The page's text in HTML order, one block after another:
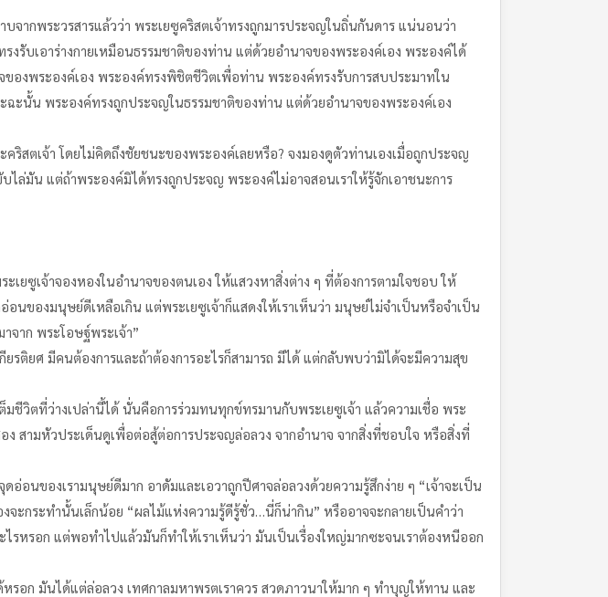
จากพระวรสารแล้วว่า พระเยซูคริสตเจ้าทรงถูกมารประจญในถิ่นกันดาร แน่นอนว่า
รับเอาร่างกายเหมือนธรรมชาติของท่าน แต่ด้วยอำนาจของพระองค์เอง พระองค์ได้
งพระองค์เอง พระองค์ทรงพิชิตชีวิตเพื่อท่าน พระองค์ทรงรับการสบประมาทใน
ะนั้น พระองค์ทรงถูกประจญในธรรมชาติของท่าน แต่ด้วยอำนาจของพระองค์เอง
ริสตเจ้า โดยไม่คิดถึงชัยชนะของพระองค์เลยหรือ? จงมองดูตัวท่านเองเมื่อถูกประจญ
ล่มัน แต่ถ้าพระองค์มิได้ทรงถูกประจญ พระองค์ไม่อาจสอนเราให้รู้จักเอาชนะการ
เยซูเจ้าจองหองในอำนาจของตนเอง ให้แสวงหาสิ่งต่าง ๆ ที่ต้องการตามใจชอบ ให้
นของมนุษย์ดีเหลือเกิน แต่พระเยซูเจ้าก็แสดงให้เราเห็นว่า มนุษย์ไม่จำเป็นหรือจำเป็น
จาก พระโอษฐ์พระเจ้า”
รติยศ มีคนต้องการและถ้าต้องการอะไรก็สามารถ มีได้ แต่กลับพบว่ามิได้จะมีความสุข
วิตที่ว่างเปล่านี้ได้ นั่นคือการร่วมทนทุกข์ทรมานกับพระเยซูเจ้า แล้วความเชื่อ พระ
สามหัวประเด็นดูเพื่อต่อสู้ต่อการประจญล่อลวง จากอำนาจ จากสิ่งที่ชอบใจ หรือสิ่งที่
นของเรามนุษย์ดีมาก อาดัมและเอวาถูกปีศาจล่อลวงด้วยความรู้สึกง่าย ๆ “เจ้าจะเป็น
ะกระทำนั้นเล็กน้อย “ผลไม้แห่งความรู้ดีรู้ชั่ว…นี่ก็น่ากิน” หรืออาจจะกลายเป็นคำว่า
รหรอก แต่พอทำไปแล้วมันก็ทำให้เราเห็นว่า มันเป็นเรื่องใหญ่มากซะจนเราต้องหนีออก
รอก มันได้แต่ล่อลวง เทศกาลมหาพรตเราควร สวดภาวนาให้มาก ๆ ทำบุญให้ทาน และ